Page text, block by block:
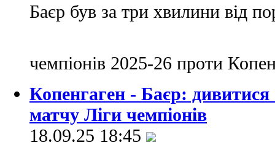
Баєр був за три хвилини від
чемпіонів 2025-26 проти
Копенгаген - Баєр: дивитися
матчу Ліги чемпіонів
18.09.25 18:45